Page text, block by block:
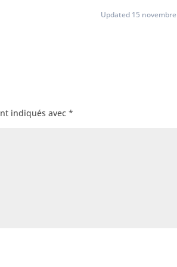
Updated 15
indiqués avec*